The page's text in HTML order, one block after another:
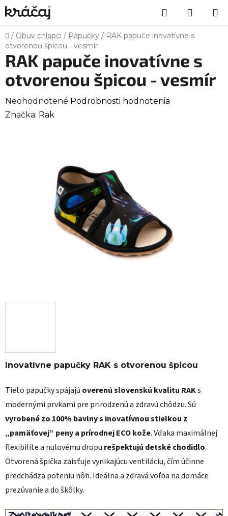
Prejsť
na
obsah
Hľadať
KOŠÍK
Domov
/ Obuv chlapci / Papučky / RAK papuče inovatívne s
otvorenou špicou - vesmír
Inovatívne papučky RAK s otvorenou špicou
Tieto papučky spájajú overenú slovenskú kvalitu RAKs
modernými prvkami pre prirodzenú a zdravú chôdzu. Sú
vyrobené zo 100% bavlny s inovatívnou stielkou z
„pamäťovej“ peny a prírodnej ECO kože. Vďaka maximálnej
flexibilite a nulovému dropu rešpektujú detské chodidlo.
Otvorená špička zaisťuje vynikajúcu ventiláciu, čím účinne
predchádza poteniu nôh. Ideálna a zdravá voľba na domáce
prezúvanie a do škôlky.
RAK papuče inovatívne s
otvorenou špicou - vesmír
Priemerné
hodnotenie
Neohodnotené Podrobnosti hodnotenia
Značka: Rak